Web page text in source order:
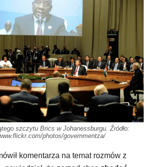
szczytu Brics w Johanessburgu. Źródło:
photos/governmentza/
komentarza na temat rozmów z